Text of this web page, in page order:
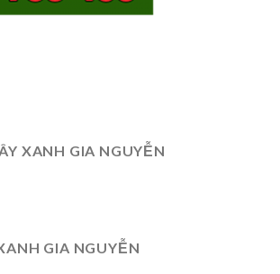
XANH GIA NGUYỄN
GIA NGUYỄN